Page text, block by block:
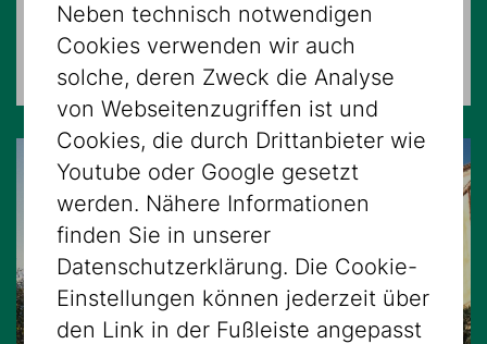
FÜHRUNGEN
Museum Dorotheergasse
Neben technisch notwendigen
Cookies verwenden wir auch
solche, deren Zweck die Analyse
von Webseitenzugriffen ist und
Cookies, die durch Drittanbieter wie
Youtube oder Google gesetzt
werden. Nähere Informationen
finden Sie in unserer
Datenschutzerklärung. Die Cookie-
Einstellungen können jederzeit über
den Link in der Fußleiste angepasst